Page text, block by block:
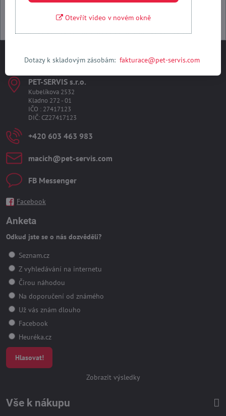
Kontakty
PET-SERVIS s​.r​.o​.
Kubelíkova 2532
Kladno 272 - 01
IČO : 27417123
DIČ: CZ27417123
+420 603 463 983
macich​@pet-servis​.com
FB Messenger
Facebook
Anketa
Odkud jste se o nás dozvěděli?
Seznam.cz
Z vyhledávání na internetu
Čirou náhodou
Na doporučení od známého
Už vás znám dlouho
Facebook
Heuréka.cz
Hlasovat!
Zobrazit výsledky
Vše k nákupu
Otevřít video v novém okně
Dotazy k skladovým zásobám:fakturace@pet-servis.com